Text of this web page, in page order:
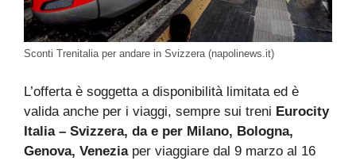
Sconti Trenitalia per andare in Svizzera (napolinews.it)
L’offerta è soggetta a disponibilità limitata ed è
valida anche per i viaggi, sempre sui treni Eurocity
Italia – Svizzera, da e per Milano, Bologna,
Genova, Veneziaper viaggiare dal 9 marzo al 16